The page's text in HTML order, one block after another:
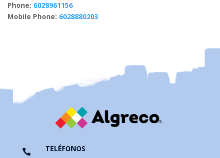
Phone: 6028961156
Mobile Phone: 6028880203

TELÉFONOS